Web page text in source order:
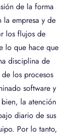
de la forma
la empresa y de
los flujos de
lo que hace que
disciplina de
los procesos
software y
la atención
diario de sus
Por lo tanto,